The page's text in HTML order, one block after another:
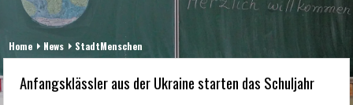
Home News StadtMenschen
Anfangsklässler aus der Ukraine starten das Schuljahr